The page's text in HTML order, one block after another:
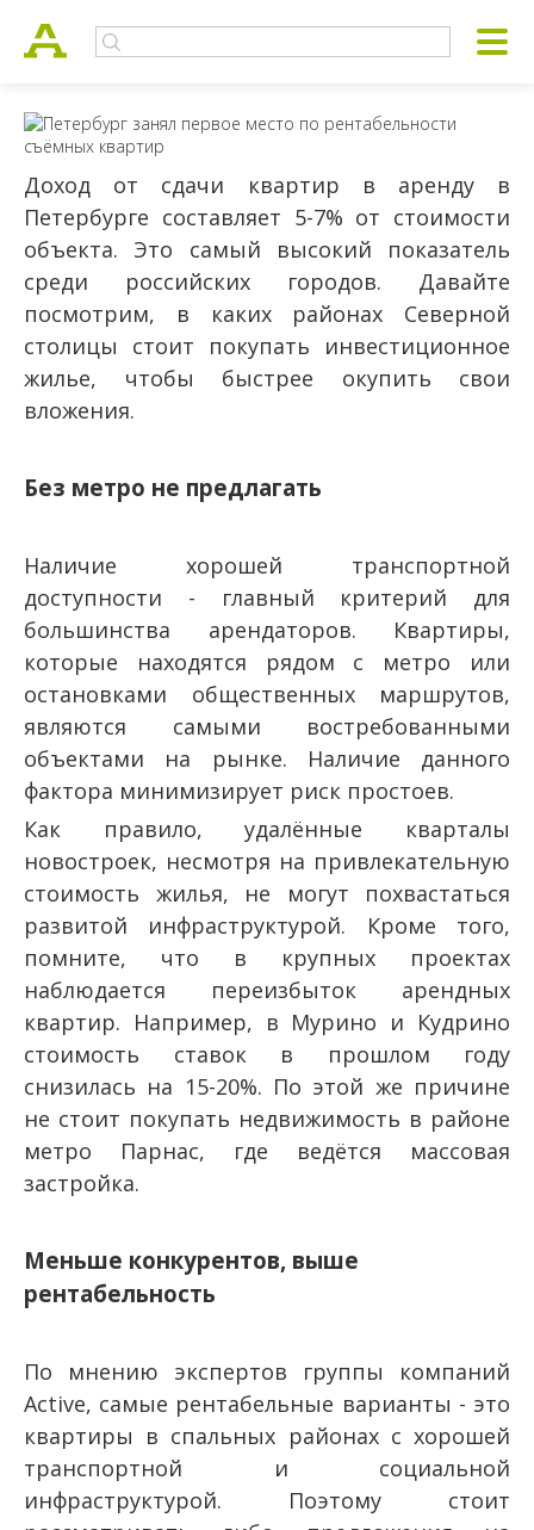
Доход от сдачи квартир в аренду в
Петербурге составляет 5-7% от стоимости
объекта. Это самый высокий показатель
среди российских городов. Давайте
посмотрим, в каких районах Северной
столицы стоит покупать инвестиционное
жилье, чтобы быстрее окупить свои
вложения.
Без метро не предлагать
Наличие хорошей транспортной
доступности - главный критерий для
большинства арендаторов. Квартиры,
которые находятся рядом с метро или
остановками общественных маршрутов,
являются самыми востребованными
объектами на рынке. Наличие данного
фактора минимизирует риск простоев.
Как правило, удалённые кварталы
новостроек, несмотря на привлекательную
стоимость жилья, не могут похвастаться
развитой инфраструктурой. Кроме того,
помните, что в крупных проектах
наблюдается переизбыток арендных
квартир. Например, в Мурино и Кудрино
стоимость ставок в прошлом году
снизилась на 15-20%. По этой же причине
не стоит покупать недвижимость в районе
метро Парнас, где ведётся массовая
застройка.
Меньше конкурентов, выше
рентабельность
По мнению экспертов группы компаний
Active, самые рентабельные варианты - это
квартиры в спальных районах с хорошей
транспортной и социальной
инфраструктурой. Поэтому стоит